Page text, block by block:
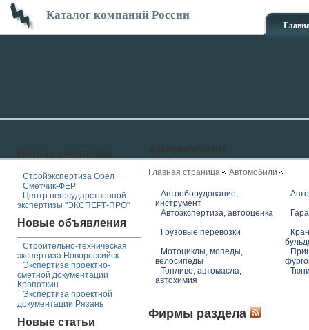
Каталог компаний России
Стройэкспертиза Орел
Сметчик-ФЕР
Центр негосударственной
экспертизы "ЭКСПЕРТ-ПРО"
Новые объявления
Строительно-техническая
экспертиза Новороссийск
Экспертиза проектно-
сметной документации
Кропоткин
Экспертиза проектной
документации Рязань
Новые статьи
Главная страница Автомобили
Автооборудование,
инструмент
Автоэкспертиза, автооценка
Грузовые перевозки
Мотоциклы, мопеды,
велосипеды
Топливо, автомасла,
автохимия
Фирмы раздела